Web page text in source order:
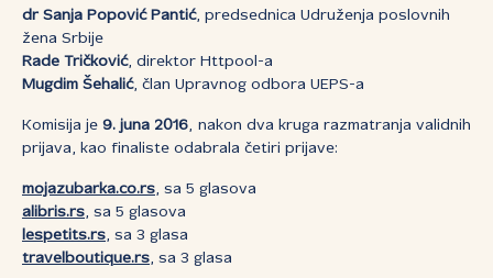
dr Sanja Popović Pantić, predsednica Udruženja poslovnih
žena Srbije
Rade Tričković, direktor Httpool-a
Mugdim Šehalić, član Upravnog odbora UEPS-a
Komisija je9. juna 2016, nakon dva kruga razmatranja validnih
prijava, kao finaliste odabrala četiri prijave:
mojazubarka.co.rs, sa 5 glasova
alibris.rs, sa 5 glasova
lespetits.rs, sa 3 glasa
travelboutique.rs, sa 3 glasa